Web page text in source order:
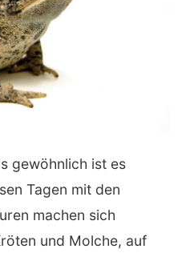
gewöhnlich ist es
Tagen mit den
machen sich
und Molche, auf